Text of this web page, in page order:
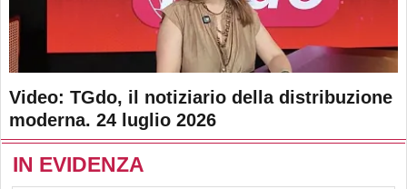
Video: TGdo, il notiziario della distribuzione
moderna. 24 luglio 2026
IN EVIDENZA